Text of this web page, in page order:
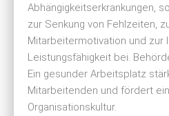
Abhängigkeitserkrankungen,
zur Senkung von Fehlzeiten,
Mitarbeitermotivation und zur
Leistungsfähigkeit bei.
Ein gesunder Arbeitsplatz
Mitarbeitenden und fördert
Organisationskultur.